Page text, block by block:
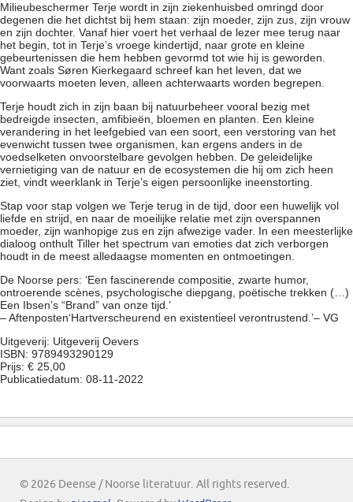
Milieubeschermer Terje wordt in zijn ziekenhuisbed omringd door
degenen die het dichtst bij hem staan: zijn moeder, zijn zus, zijn vrouw
en zijn dochter. Vanaf hier voert het verhaal de lezer mee terug naar
het begin, tot in Terje’s vroege kindertijd, naar grote en kleine
gebeurtenissen die hem hebben gevormd tot wie hij is geworden.
Want zoals Søren Kierkegaard schreef kan het leven, dat we
voorwaarts moeten leven, alleen achterwaarts worden begrepen.
Terje houdt zich in zijn baan bij natuurbeheer vooral bezig met
bedreigde insecten, amfibieën, bloemen en planten. Een kleine
verandering in het leefgebied van een soort, een verstoring van het
evenwicht tussen twee organismen, kan ergens anders in de
voedselketen onvoorstelbare gevolgen hebben. De geleidelijke
vernietiging van de natuur en de ecosystemen die hij om zich heen
ziet, vindt weerklank in Terje’s eigen persoonlijke ineenstorting.
Stap voor stap volgen we Terje terug in de tijd, door een huwelijk vol
liefde en strijd, en naar de moeilijke relatie met zijn overspannen
moeder, zijn wanhopige zus en zijn afwezige vader. In een meesterlijke
dialoog onthult Tiller het spectrum van emoties dat zich verborgen
houdt in de meest alledaagse momenten en ontmoetingen.
De Noorse pers: ‘Een fascinerende compositie, zwarte humor,
ontroerende scènes, psychologische diepgang, poëtische trekken (…)
Een Ibsen’s “Brand” van onze tijd.’
– Aftenposten‘Hartverscheurend en existentieel verontrustend.’– VG
Uitgeverij: Uitgeverij Oevers
ISBN: 9789493290129
Prijs: € 25,00
Publicatiedatum: 08-11-2022
© 2026 Deense / Noorse literatuur. All rights reserved.